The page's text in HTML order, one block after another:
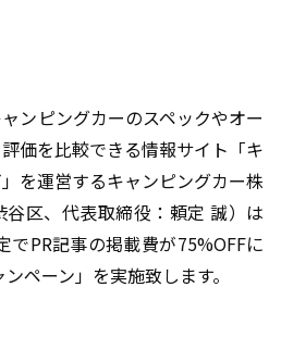
ンピングカーのスペックやオー
価を比較できる情報サイト「キ
を運営するキャンピングカー株
区、代表取締役：頼定 誠）は
でPR記事の掲載費が75%OFFに
ペーン」を実施致します。